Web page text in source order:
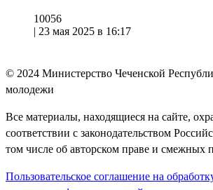
10056
| 23 мая 2025 в 16:17
© 2024 Министерство Чеченской
молодежи
Все материалы, находящиеся на сайте,
соответствии с законодательством
том числе об авторском праве и смежных
Пользовательское соглашение на